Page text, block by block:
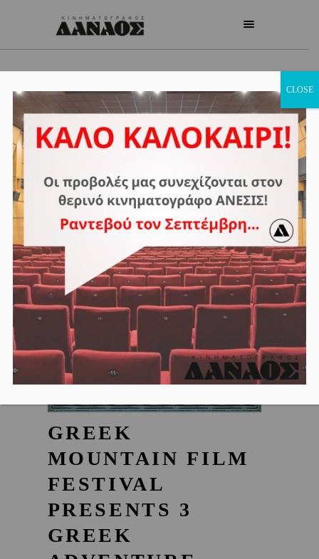
GREEK
MOUNTAIN FILM
FESTIVAL
PRESENTS 3
GREEK
CLOSE